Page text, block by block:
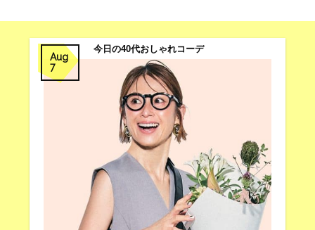
Aug
7
今日の40代おしゃれコーデ